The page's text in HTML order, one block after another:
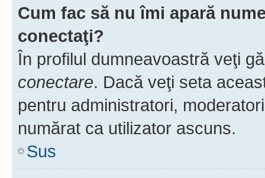
Cum fac să nu îmi apară
conectaţi?
În profilul dumneavoastră veţi
conectare. Dacă veţi seta
pentru administratori,
numărat ca utilizator ascuns.
Sus